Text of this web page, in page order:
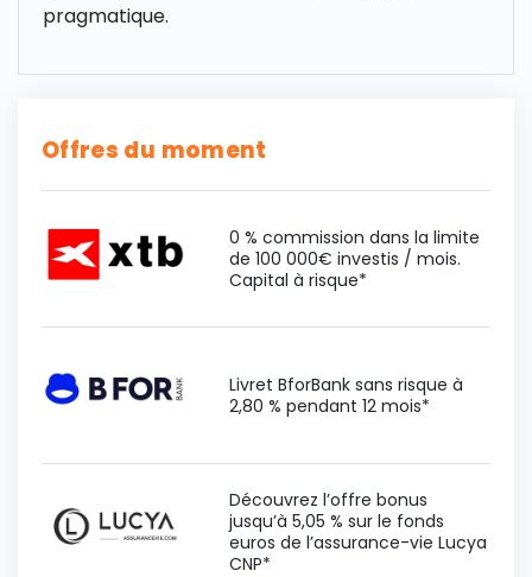
pragmatique.
Offres du moment
0 % commission dans la limite
de 100 000€ investis / mois.
Capital à risque*
Livret BforBank sans risque à
2,80 % pendant 12 mois*
Découvrez l’offre bonus
jusqu’à 5,05 % sur le fonds
euros de l’assurance-vie Lucya
CNP*